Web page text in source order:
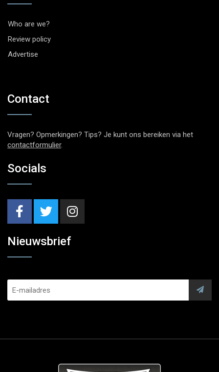
Who are we?
Review policy
Advertise
Contact
Vragen? Opmerkingen? Tips? Je kunt ons bereiken via het
contactformulier.
Socials
Nieuwsbrief